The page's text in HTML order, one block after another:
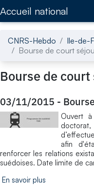
Accueil national
CNRS-Hebdo Ile-de-
Bourse de court
Bourse de
03/11/2015 -
Ouvert
afin
renforcer les relations
suédoises. Date limite de
En savoir plus